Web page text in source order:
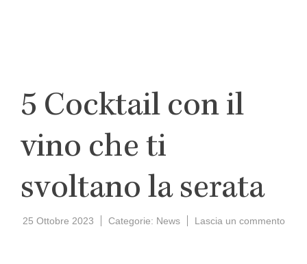
5 Cocktail con il
vino che ti
svoltano la serata
25 Ottobre 2023 Categorie: News Lascia un commentosu